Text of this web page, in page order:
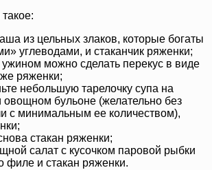
из цельных злаков, которые богаты
углеводами, и стаканчик ряженки;
ужином можно сделать перекус в виде
ряженки;
небольшую тарелочку супа на
овощном бульоне (желательно без
с минимальным ее количеством),
стакан ряженки;
салат с кусочком паровой рыбки
филе и стакан ряженки.